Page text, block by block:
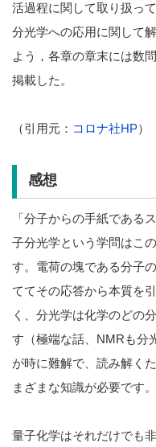
活過程に関して取り扱っ
分光学への応用に関して
よう，各章の章末には数
掲載した。
（引用元： コロナ社HP）
感想
「分子からの手紙である
子分光学という学問はこ
す。電荷の塊である分子
ててその応答から本質を
く、分光学は化学のどの
す（極端な話、NMRも分
が時に難解で、読み解く
まざまな知識が必要です。
量子化学はそれだけでも